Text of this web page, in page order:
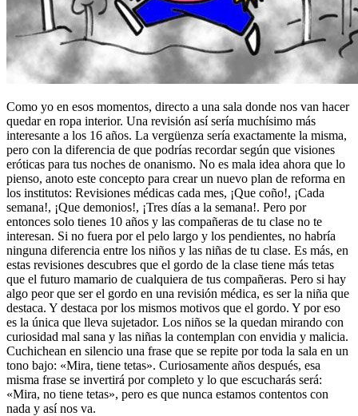
Como yo en esos momentos, directo a una sala donde nos van hacer
quedar en ropa interior. Una revisión así sería muchísimo más
interesante a los 16 años. La vergüenza sería exactamente la misma,
pero con la diferencia de que podrías recordar según que visiones
eróticas para tus noches de onanismo. No es mala idea ahora que lo
pienso, anoto este concepto para crear un nuevo plan de reforma en
los institutos: Revisiones médicas cada mes, ¡Que coño!, ¡Cada
semana!, ¡Que demonios!, ¡Tres días a la semana!. Pero por
entonces solo tienes 10 años y las compañeras de tu clase no te
interesan. Si no fuera por el pelo largo y los pendientes, no habría
ninguna diferencia entre los niños y las niñas de tu clase. Es más, en
estas revisiones descubres que el gordo de la clase tiene más tetas
que el futuro mamario de cualquiera de tus compañeras. Pero si hay
algo peor que ser el gordo en una revisión médica, es ser la niña que
destaca. Y destaca por los mismos motivos que el gordo. Y por eso
es la única que lleva sujetador. Los niños se la quedan mirando con
curiosidad mal sana y las niñas la contemplan con envidia y malicia.
Cuchichean en silencio una frase que se repite por toda la sala en un
tono bajo: «Mira, tiene tetas». Curiosamente años después, esa
misma frase se invertirá por completo y lo que escucharás será:
«Mira, no tiene tetas», pero es que nunca estamos contentos con
nada y así nos va.